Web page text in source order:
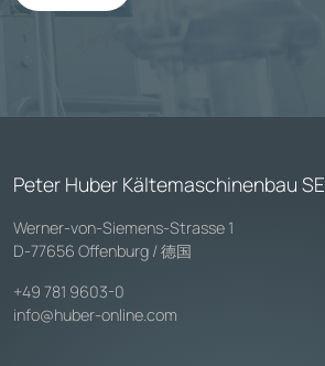
Peter Huber Kältemaschinenbau SE
Werner-von-Siemens-Strasse 1
D-77656 Offenburg / 德国
+49 781 9603-0
info@huber-online.com